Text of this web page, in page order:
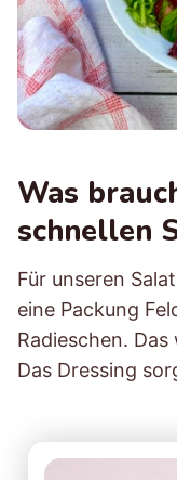
Was
schnellen
Für unseren
eine Packung
Radieschen. Das
Das Dressing